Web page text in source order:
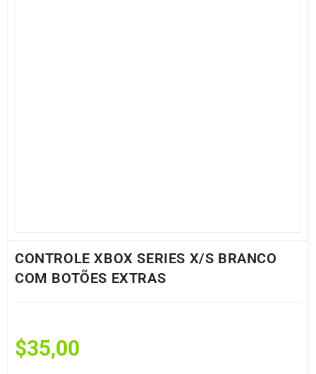
CONTROLE XBOX SERIES X/S BRANCO
COM BOTÕES EXTRAS
$35,00